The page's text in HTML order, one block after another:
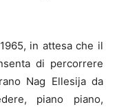
in attesa che il
di percorrere
Nag Ellesija da
piano piano,